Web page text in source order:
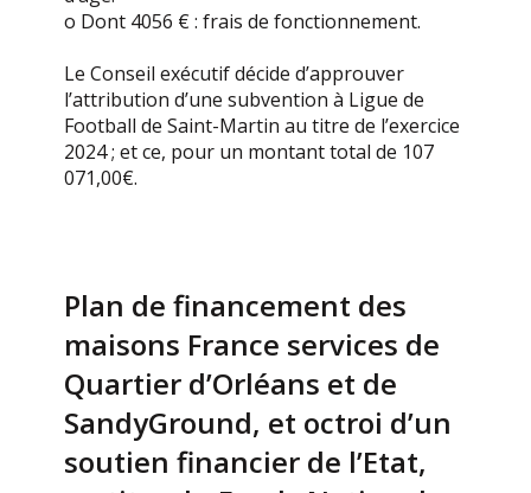
o Dont 4056 € : frais de fonctionnement.
Le Conseil exécutif décide d’approuver
l’attribution d’une subvention à Ligue de
Football de Saint-Martin au titre de l’exercice
2024 ; et ce, pour un montant total de 107
071,00€.
Plan de financement des
maisons France services de
Quartier d’Orléans et de
SandyGround, et octroi d’un
soutien financier de l’Etat,